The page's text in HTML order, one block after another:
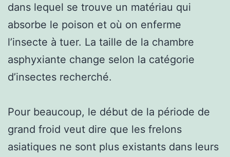
dans lequel se trouve un matériau qui
absorbe le poison et où on enferme
l’insecte à tuer. La taille de la chambre
asphyxiante change selon la catégorie
d’insectes recherché.
Pour beaucoup, le début de la période de
grand froid veut dire que les frelons
asiatiques ne sont plus existants dans leurs